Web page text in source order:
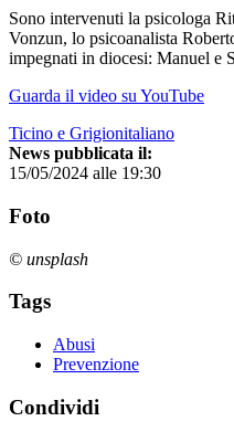
Sono intervenuti la psicologa
Vonzun, lo psicoanalista
impegnati in diocesi: Manuel e
Guarda il video su YouTube
Ticino e Grigionitaliano
News pubblicata il:
15/05/2024 alle 19:30
Foto
© unsplash
Tags
Abusi
Prevenzione
Condividi